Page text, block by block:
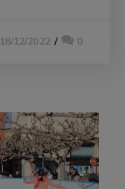
18/12/2022 0